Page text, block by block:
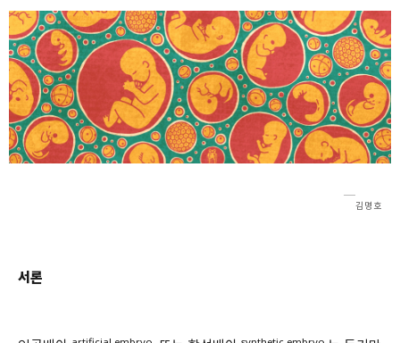
김명호
서론
로그인
소셜 계정으로 로그인할 수 있습니다.
발송된 인증 메일에서 링크를 통해
회원 가입을 완료해 주세요.
8자 이상의 영문자와 숫자 조합으로 작성해 주세요.
회원가입 약관 동의 상세보기
개인정보의 수집 및 이용 안내 동의 상세보기